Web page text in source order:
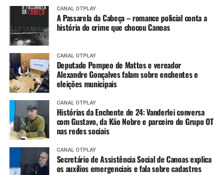
CANAL OTPLAY
A Passarela da Cabeça – romance policial conta a
história do crime que chocou Canoas
CANAL OTPLAY
Deputado Pompeo de Mattos e vereador
Alexandre Gonçalves falam sobre enchentes e
eleições municipais
CANAL OTPLAY
Histórias da Enchente de 24: Vanderlei conversa
com Gustavo, da Kão Nobre e parceiro do Grupo OT
nas redes sociais
CANAL OTPLAY
Secretário de Assistência Social de Canoas explica
os auxílios emergenciais e fala sobre cadastros